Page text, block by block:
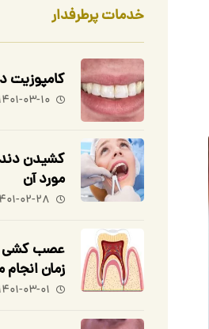
خدمات پرطرفدار
کامپوزیت
۱۴۰۱-۰۳-
کشیدن
مورد آن
۱۴۰۱-۰۲-
عصب کشی
زمان
۱۴۰۱-۰۳-